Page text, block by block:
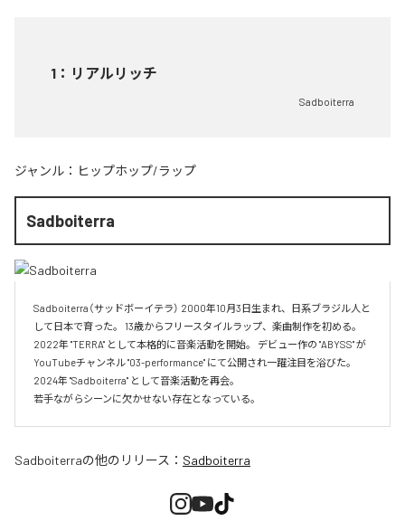
1 ： リアルリッチ
Sadboiterra
ジャンル： ヒップホップ/ラップ
Sadboiterra
Sadboiterra（サッドボーイテラ） 2000年10月3日生まれ、日系ブラジル人と
して日本で育った。 13歳からフリースタイルラップ、楽曲制作を初める。
2022年 "TERRA" として本格的に音楽活動を開始。 デビュー作の "ABYSS" が
YouTubeチャンネル "03-performance" にて公開され一躍注目を浴びた。
2024年 "Sadboiterra" として音楽活動を再会。
若手ながらシーンに欠かせない存在となっている。
Sadboiterraの他のリリース： Sadboiterra